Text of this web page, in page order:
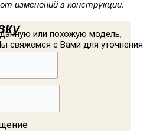
изменений в конструкции.
или похожую модель,
свяжемся с Вами для уточнения